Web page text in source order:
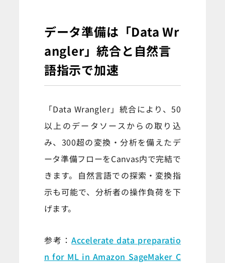
データ準備は「Data Wr
angler」統合と自然言
語指示で加速
「Data Wrangler」統合により、50
以上のデータソースからの取り込
み、300超の変換・分析を備えたデ
ータ準備フローをCanvas内で完結で
きます。自然言語での探索・変換指
示も可能で、分析者の操作負荷を下
げます。
参考：Accelerate data preparatio
n for ML in Amazon SageMaker C